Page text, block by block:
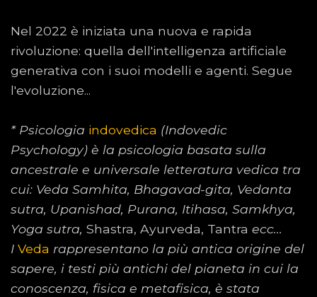
Nel 2022 è iniziata una nuova e rapida
rivoluzione: quella dell'intelligenza artificiale
generativa con i suoi modelli e agenti. Segue
l'evoluzione...
* Psicologia indovedica (Indovedic
Psychology) è la psicologia basata sulla
ancestrale e universale letteratura vedica tra
cui: Veda Samhita, Bhagavad-gita, Vedanta
sutra, Upanishad, Purana, Itihasa, Samkhya,
Yoga sutra, Shastra, Ayurveda, Tantra ecc...
I Veda rappresentano la più antica origine del
sapere, i testi più antichi del pianeta in cui la
conoscenza, fisica e metafisica, è stata